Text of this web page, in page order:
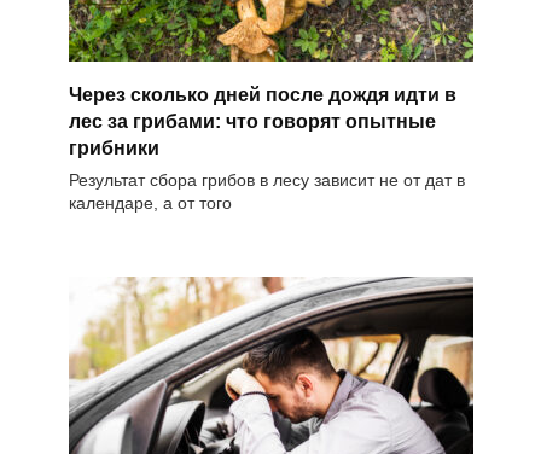
Через сколько дней после дождя идти в
лес за грибами: что говорят опытные
грибники
Результат сбора грибов в лесу зависит не от дат в
календаре, а от того